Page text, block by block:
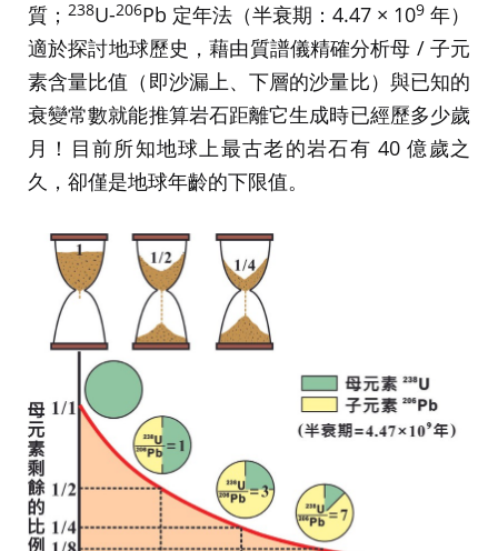
質； 238U-206Pb 定年法（半衰期：4.47 × 109 年）
適於探討地球歷史，藉由質譜儀精確分析母 / 子元
素含量比值（即沙漏上、下層的沙量比）與已知的
衰變常數就能推算岩石距離它生成時已經歷多少歲
月！目前所知地球上最古老的岩石有 40 億歲之
久，卻僅是地球年齡的下限值。